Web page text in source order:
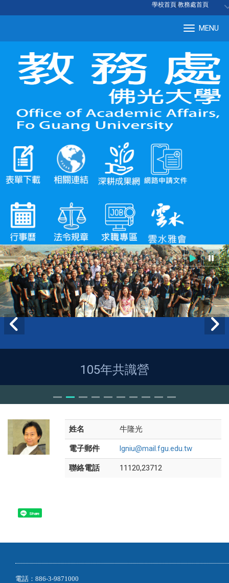
學校首頁 教務處首頁
MENU
105年共識營
姓名 牛隆光
電子郵件 lgniu@mail.fgu.edu.tw
聯絡電話 11120,23712
Share
電話：886-3-9871000